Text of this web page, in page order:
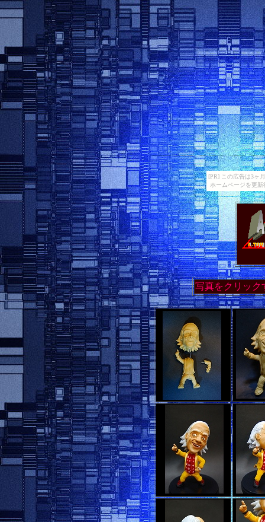
[PR] この広告は3ヶ
ホームページを更
写真をクリック